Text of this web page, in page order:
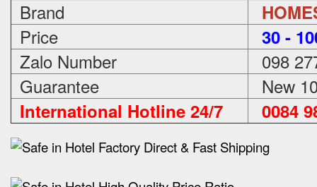
Brand
Price 30 -
Zalo Number
098
Guarantee
New
International Hotline 24/7 0084